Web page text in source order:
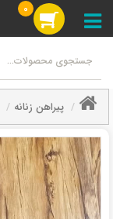
0
پیراهن زنانه